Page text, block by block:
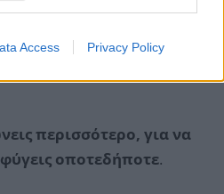
Access Privacy Policy
από την
αξιών και τα υψηλά
που μετακυλίεται εν μέρει
περισσότερο, για να
οποτεδήποτε.